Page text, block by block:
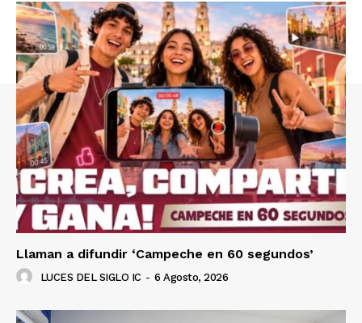
Llaman a difundir ‘Campeche en 60 segundos’
LUCES DEL SIGLO IC - 6 Agosto, 2026